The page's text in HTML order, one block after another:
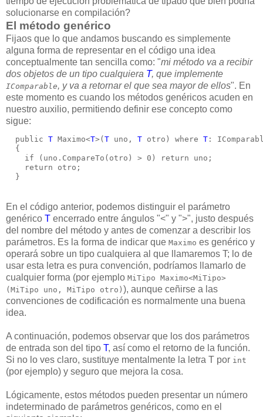
solucionarse en compilación?
El método genérico
Fijaos que lo que andamos buscando es simplemente
alguna forma de representar en el código una idea
conceptualmente tan sencilla como: "mi método va a recibir
dos objetos de un tipo cualquiera T, que implemente
IComparable, y va a retornar el que sea mayor de ellos". En
este momento es cuando los métodos genéricos acuden en
nuestro auxilio, permitiendo definir ese concepto como
sigue:
  public
T Maximo<T>( T uno, T otro) where T :
  {
    if (uno.CompareTo(otro) > 0) return uno;
    return otro;
  }
En el código anterior, podemos distinguir el parámetro
genérico T encerrado entre ángulos "<" y ">", justo después
del nombre del método y antes de comenzar a describir los
parámetros. Es la forma de indicar que Maximo es genérico y
operará sobre un tipo cualquiera al que llamaremos T; lo de
usar esta letra es pura convención, podríamos llamarlo de
cualquier forma (por ejemplo MiTipo Maximo<MiTipo>
(MiTipo uno, MiTipo otro) ), aunque ceñirse a las
convenciones de codificación es normalmente una buena
idea.
A continuación, podemos observar que los dos parámetros
de entrada son del tipo T, así como el retorno de la función.
Si no lo ves claro, sustituye mentalmente la letra T por int
(por ejemplo) y seguro que mejora la cosa.
Lógicamente, estos métodos pueden presentar un número
indeterminado de parámetros genéricos, como en el